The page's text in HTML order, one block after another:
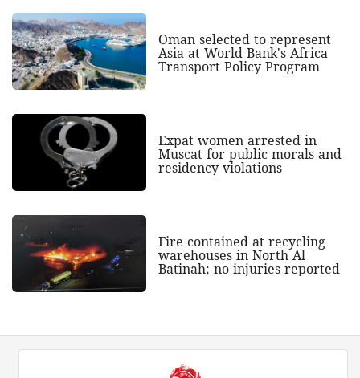
Oman selected to represent
Asia at World Bank's Africa
Transport Policy Program
Expat women arrested in
Muscat for public morals and
residency violations
Fire contained at recycling
warehouses in North Al
Batinah; no injuries reported